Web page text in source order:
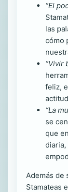
“El
las
cómo
“Vivir
feliz,
“La
se
que
diaria,
Además de
Stamateas